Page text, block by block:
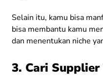
Selain itu, kamu bisa
bisa membantu kamu
dan menentukan niche
3. Cari Supplier